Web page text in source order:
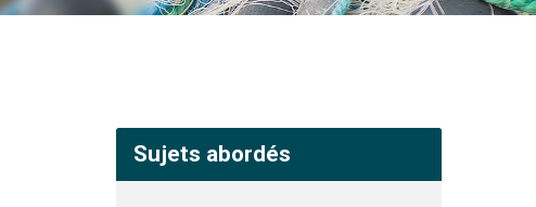
Sujets abordés